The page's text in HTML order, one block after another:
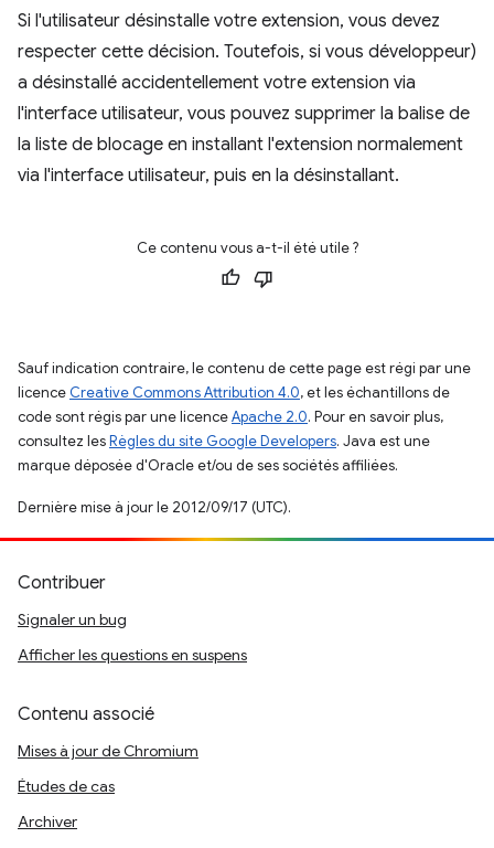
Si l'utilisateur désinstalle votre extension, vous devez
respecter cette décision. Toutefois, si vous développeur)
a désinstallé accidentellement votre extension via
l'interface utilisateur, vous pouvez supprimer la balise de
la liste de blocage en installant l'extension normalement
via l'interface utilisateur, puis en la désinstallant.
Ce contenu vous a-t-il été utile ?
Sauf indication contraire, le contenu de cette page est régi par une
licence Creative Commons Attribution 4.0, et les échantillons de
code sont régis par une licenceApache 2.0. Pour en savoir plus,
consultez lesRègles du site Google Developers. Java est une
marque déposée d'Oracle et/ou de ses sociétés affiliées.
Dernière mise à jour le 2012/09/17 (UTC).
Contribuer
Signaler un bug
Afficher les questions en suspens
Contenu associé
Mises à jour de Chromium
Études de cas
Archiver